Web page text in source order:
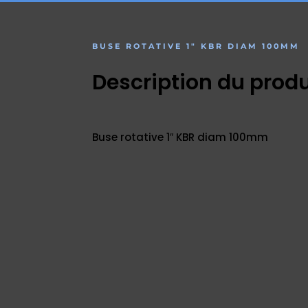
BUSE ROTATIVE 1″ KBR DIAM 100MM
Description du
Buse rotative 1″ KBR diam 100mm